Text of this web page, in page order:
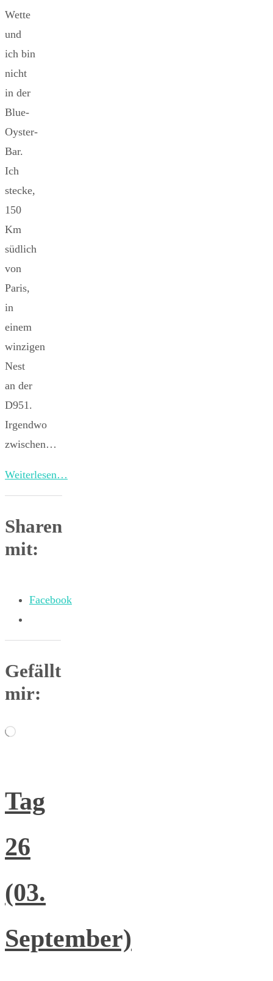
Wette
und
ich bin
nicht
in der
Blue-
Oyster-
Bar.
Ich
stecke,
150
Km
südlich
von
Paris,
in
einem
winzigen
Nest
an der
D951.
Irgendwo
zwischen…
Weiterlesen…
Sharen
mit:
Facebook
Gefällt
mir:
Wird
Tag
26
(03.
September)